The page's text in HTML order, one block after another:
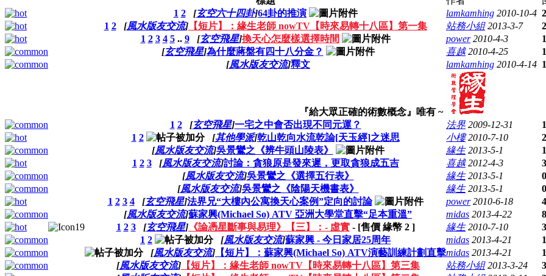
1 2 [玄空六十四卦]64卦的推演 lamkamhing 2010-10-4
1 2 [風水版友交流]【短片】：緣生老師 nowTV【時來易轉十八區】第一集 站務小組 2013-3-7
1 2 3 4 5.. 9 [玄空飛星]換天心怎麼樣選擇時間 power 2010-4-3
[玄空飛星]為什麼蔣盤有四十八分金？ 喜越 2010-4-25
[風水版友交流]釋文 lamkamhing 2010-4-14
『給大眾正確的術數概念』唯有 ~
1 2 [玄空飛星]一宅之中會否出現不同元運？ 法界 2009-12-31
1 2 [其他學派]乾山乾向水流乾論[天玉經]之迷思 小樓 2010-7-10
[風水版友交流]吳景鸞之《辨牛頭山陵表》 緣生 2013-5-1
1 2 3 [風水版友交流]討論：貪狼原是發來遲，更取貪狼成五吉 喜越 2012-4-3
[風水版友交流]吳景鸞之《選擇五行表》 緣生 2013-5-1
0
[風水版友交流]吳景鸞之《陰陽天機書表》 緣生 2013-5-1
0
1 2 3 4 [玄空飛星]法界兄“大樓內公寓換天心案例”定向的討論 power 2010-6-18
[風水版友交流]蘇家興(Michael So) ATV 亞洲大學堂直擊“足本重溫” midas 2013-4-22
8
1 2 3 [玄空飛星]《論憑星斷事與易理》【三】：- 虛實- [售價 緣幣 2] 緣生 2010-7-10
1 2 [風水版友交流]蘇家興 - 今日家居25周年 midas 2013-4-21
[風水版友交流] 【短片】：蘇家興(Michael So) ATV演藝訓練計劃直擊midas 2013-4-21
1
[風水版友交流]【短片】：緣生老師 nowTV【時來易轉十八區】第三集 站務小組 2013-3-24
3